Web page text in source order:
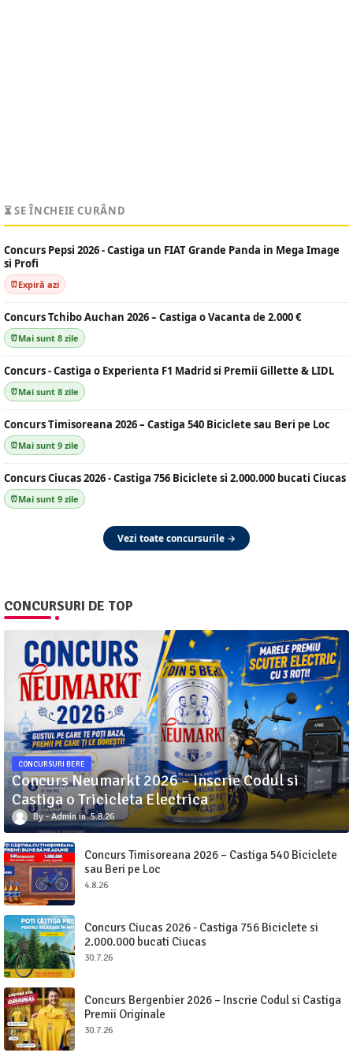
⏳ SE ÎNCHEIE CURÂND
Concurs Pepsi 2026 - Castiga un FIAT Grande Panda in Mega Image
si Profi
Expiră azi
Concurs Tchibo Auchan 2026 – Castiga o Vacanta de 2.000 €
Mai sunt 8 zile
Concurs - Castiga o Experienta F1 Madrid si Premii Gillette & LIDL
Mai sunt 8 zile
Concurs Timisoreana 2026 – Castiga 540 Biciclete sau Beri pe Loc
Mai sunt 9 zile
Concurs Ciucas 2026 - Castiga 756 Biciclete si 2.000.000 bucati Ciucas
Mai sunt 9 zile
Vezi toate concursurile →
CONCURSURI DE TOP
CONCURSURI BERE
Concurs Neumarkt 2026 – Inscrie Codul si
Castiga o Tricicleta Electrica
Admin 5.8.26
Concurs Timisoreana 2026 – Castiga 540 Biciclete
sau Beri pe Loc
4.8.26
Concurs Ciucas 2026 - Castiga 756 Biciclete si
2.000.000 bucati Ciucas
30.7.26
Concurs Bergenbier 2026 – Inscrie Codul si Castiga
Premii Originale
30.7.26